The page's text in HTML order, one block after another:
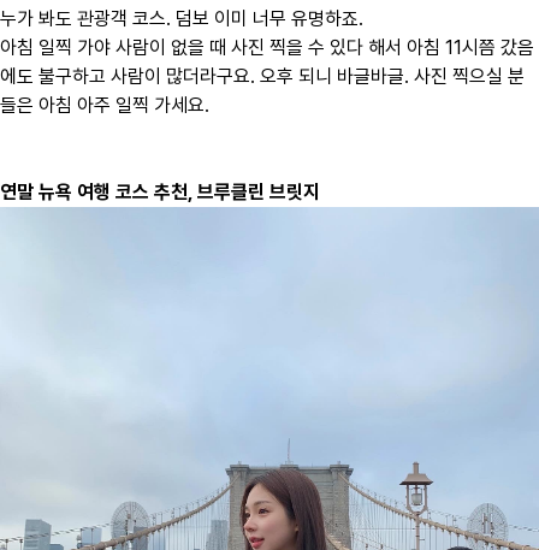
누가 봐도 관광객 코스. 덤보 이미 너무 유명하죠.
아침 일찍 가야 사람이 없을 때 사진 찍을 수 있다 해서 아침 11시쯤 갔음
에도 불구하고 사람이 많더라구요. 오후 되니 바글바글. 사진 찍으실 분
들은 아침 아주 일찍 가세요.
연말 뉴욕 여행 코스 추천, 브루클린 브릿지